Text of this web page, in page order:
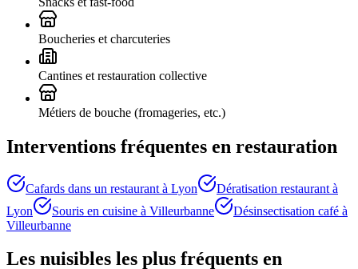
Boucheries et charcuteries
Cantines et restauration collective
Métiers de bouche (fromageries, etc.)
Interventions fréquentes en restauration
Cafards dans un restaurant à Lyon
Dératisation restaurant à
Lyon
Souris en cuisine à Villeurbanne
Désinsectisation café à
Villeurbanne
Les nuisibles les plus fréquents en